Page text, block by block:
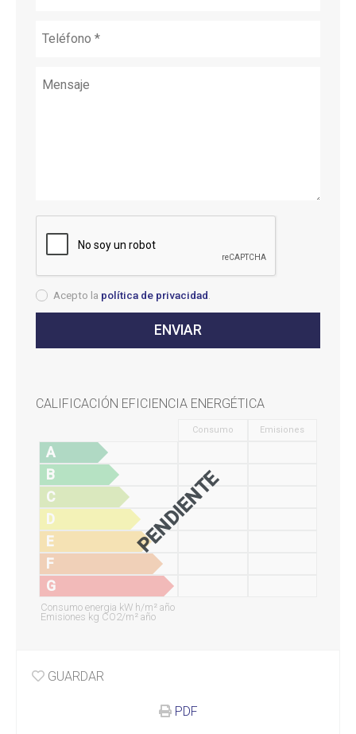
Acepto la política de privacidad
CALIFICACIÓN EFICIENCIA ENERGÉTICA
PENDIENTE
Consumo Emisiones
A
B
C
D
E
F
G
Consumo energia kW h/m² año
Emisiones kg CO2/m² año
GUARDAR
PDF